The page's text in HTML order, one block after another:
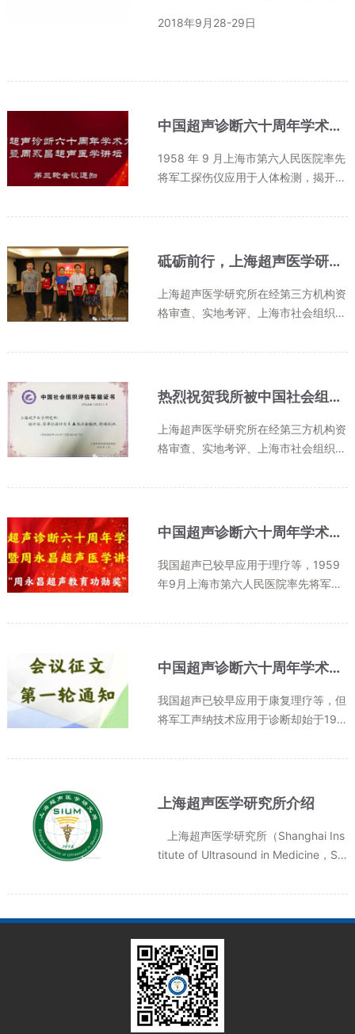
2018年9月28-29日
中国超声诊断六十周年学术大会 暨周永昌超声医学讲坛 第三轮会议通知
1958 年 9 月上海市第六人民医院率先
将军工探伤仪应用于人体检测，揭开了
超声人的不懈努力，已建成颇具中国国
学科中执业注册...
砥砺前行，上海超声医学研究所荣获4A社会组织评级
上海超声医学研究所在经第三方机构资
格审查、实地考评、上海市社会组织评
历时6个月的严格评估程序后，最终在
（AAAA）等级。截止目前上海市级
以...
热烈祝贺我所被中国社会组织评估为4A级单位
上海超声医学研究所在经第三方机构资
格审查、实地考评、上海市社会组织评
历时6个月的评估程序后，最终在评估
的称号。获得4A评估等级的社会组织...
中国超声诊断六十周年学术大会暨周永昌超声医学讲坛 “周永昌超声教育功勋奖”征选及会议征文 第二轮通知
我国超声已较早应用于理疗等，1959
年9月上海市第六人民医院率先将军工
超声诊断的历史序幕。经全国几代超声
色的三级学科，并且也是医学影像学...
中国超声诊断六十周年学术大会 暨周永昌超声医学讲坛 会议征文第一轮通知
我国超声已较早应用于康复理疗等，但
将军工声纳技术应用于诊断却始于195
不懈的努力，已建成颇具中国国情特色
量最大，受益人群最多的国家，为促...
上海超声医学研究所介绍
上海超声医学研究所（Shanghai Ins
titute of Ultrasound in Medicine，SI
海市第六人民医院为背景，以上海交通